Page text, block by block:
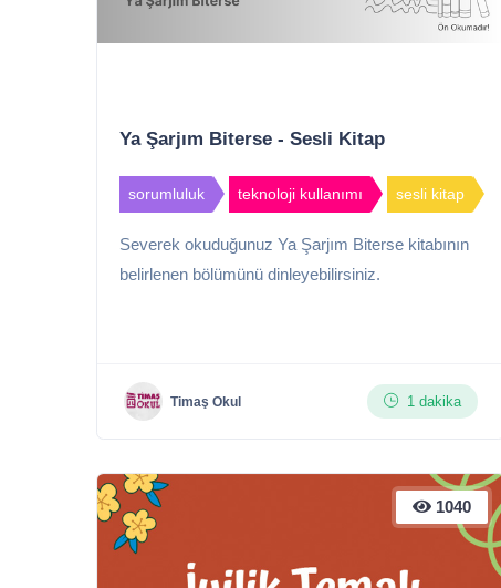
Ya Şarjım Biterse - Sesli Kitap
sorumluluk teknoloji kullanımı sesli kitap
Severek okuduğunuz Ya Şarjım Biterse kitabının
belirlenen bölümünü dinleyebilirsiniz.
Timaş Okul 1 dakika
1040